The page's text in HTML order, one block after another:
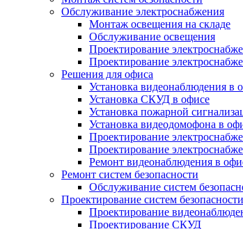
Обслуживание электроснабжения
Монтаж освещения на складе
Обслуживание освещения
Проектирование
Проектирование
Решения для офиса
Установка видеонаблюдения в
Установка СКУД в офисе
Установка пожарной
Установка видеодомофона в
Проектирование
Проектирование
Ремонт видеонаблюдения в
Ремонт систем безопасности
Обслуживание систем
Проектирование систем безопасности
Проектирование
Проектирование СКУД